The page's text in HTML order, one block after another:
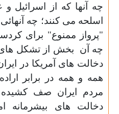
چه آنها که از اسرائیل
اسلحه می کنند؛ چه
"پرواز ممنوع" برای
چه آن
بخش از تشکل
دخالت های آمریکا در
همه و همه در برابر
مردم ایران صف
دخالت های بیشرمانه